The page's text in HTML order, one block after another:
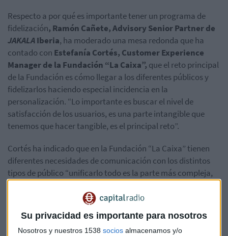
Su privacidad es importante para nosotros
Nosotros y nuestros 1538 socios almacenamos y/o
Respecto a por qué es importante tener un programa de
fidelización, Ramón Cañete, Advisory Senior Partner de
JAKALAIberia, ha moderado una mesa redonda que ha
contado con Estefanía Cortés, Customer Experience
Manager de la Fundación “La Caixa”, que el reto principal
de la Fundación es cómo llegar a los diferentes públicos y
fidelizarlos haciendo especial incidencia en la
personalización. “Lo importante es buscar el nivel de
satisfacción de los usuarios, es una parte intangible que
tenemos que hacer tangible, es el principal reto”.
Cortés ha indicado que en la Fundación “La Caixa” tienen
diferentes necesidades de comunicación con los distintos
tipos de público “unificarlo todo es la parte más compleja,
sobre todo la unión entre lo físico y lo digital. La fidelidad se
construye a través de diferentes vías, pero la clave es la
personalización y la fusión entre todas las áreas de la
empresa”.